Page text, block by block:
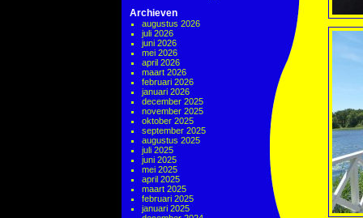
Archieven
augustus 2026
juli 2026
juni 2026
mei 2026
april 2026
maart 2026
februari 2026
januari 2026
december 2025
november 2025
oktober 2025
september 2025
augustus 2025
juli 2025
juni 2025
mei 2025
april 2025
maart 2025
februari 2025
januari 2025